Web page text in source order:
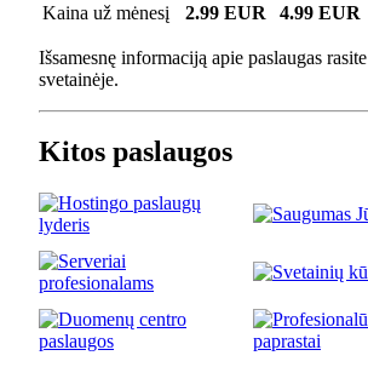
Kaina už mėnesį
2.99 EUR 4.99 EUR
Išsamesnę informaciją apie paslaugas rasite
svetainėje.
Kitos paslaugos